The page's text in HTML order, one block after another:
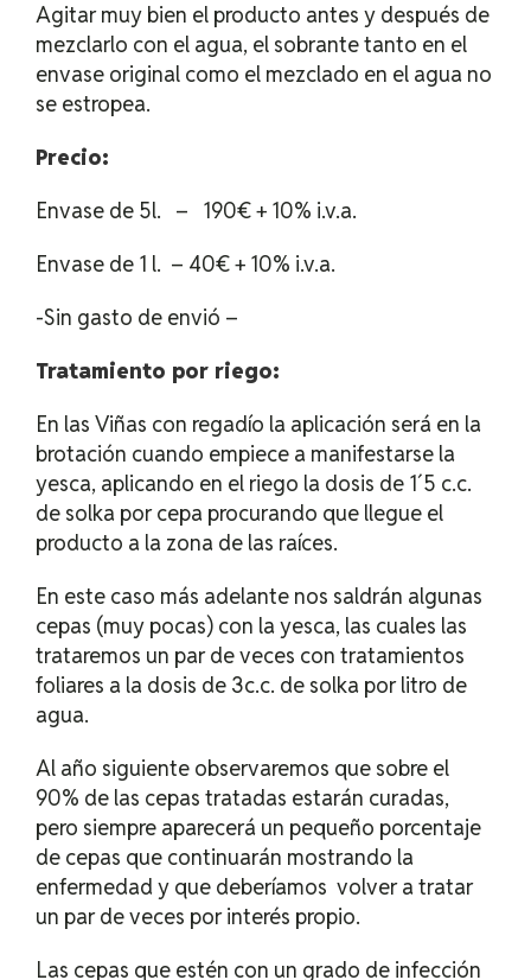
Agitar muy bien el producto antes y después de
mezclarlo con el agua, el sobrante tanto en el
envase original como el mezclado en el agua no
se estropea.
Precio:
Envase de 5l. – 190€ + 10% i.v.a.
Envase de 1 l. – 40€ + 10% i.v.a.
-Sin gasto de envió –
Tratamiento por riego:
En las Viñas con regadío la aplicación será en la
brotación cuando empiece a manifestarse la
yesca, aplicando en el riego la dosis de 1´5 c.c.
de solka por cepa procurando que llegue el
producto a la zona de las raíces.
En este caso más adelante nos saldrán algunas
cepas (muy pocas) con la yesca, las cuales las
trataremos un par de veces con tratamientos
foliares a la dosis de 3c.c. de solka por litro de
agua.
Al año siguiente observaremos que sobre el
90% de las cepas tratadas estarán curadas,
pero siempre aparecerá un pequeño porcentaje
de cepas que continuarán mostrando la
enfermedad y que deberíamos volver a tratar
un par de veces por interés propio.
Las cepas que estén con un grado de infección